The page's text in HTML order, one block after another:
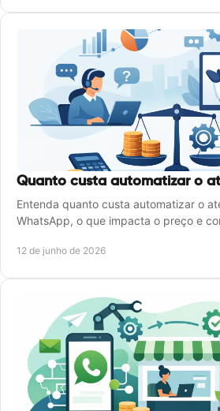
Quanto custa automatizar o
Entenda quanto custa automatizar o
WhatsApp, o que impacta o preço e
12 de junho de 2026